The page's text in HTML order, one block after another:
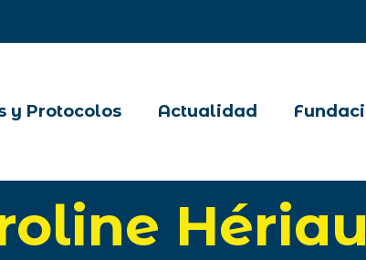
y Protocolos Actualidad